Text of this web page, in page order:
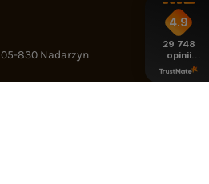
05-830 Nadarzyn
4.9
29 748
opinii
z całego